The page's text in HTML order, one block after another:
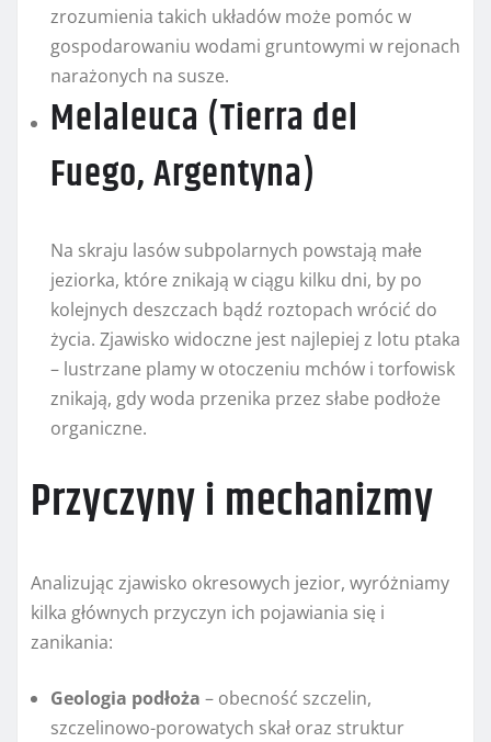
zrozumienia takich układów może pomóc w
gospodarowaniu wodami gruntowymi w rejonach
narażonych na susze.
Melaleuca (Tierra del
Fuego, Argentyna)
Na skraju lasów subpolarnych powstają małe
jeziorka, które znikają w ciągu kilku dni, by po
kolejnych deszczach bądź roztopach wrócić do
życia. Zjawisko widoczne jest najlepiej z lotu ptaka
– lustrzane plamy w otoczeniu mchów i torfowisk
znikają, gdy woda przenika przez słabe podłoże
organiczne.
Przyczyny i mechanizmy
Analizując zjawisko okresowych jezior, wyróżniamy
kilka głównych przyczyn ich pojawiania się i
zanikania:
Geologia podłoża – obecność szczelin,
szczelinowo-porowatych skał oraz struktur